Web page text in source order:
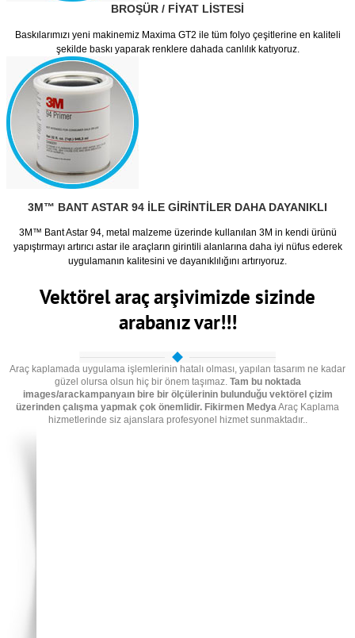
BROŞÜR / FİYAT LİSTESİ
Baskılarımızı yeni makinemiz Maxima GT2 ile tüm folyo çeşitlerine en kaliteli
şekilde baskı yaparak renklere dahada canlılık katıyoruz.
3M™ BANT ASTAR 94 İLE GİRİNTİLER DAHA DAYANIKLI
3M™ Bant Astar 94, metal malzeme üzerinde kullanılan 3M in kendi ürünü
yapıştırmayı artırıcı astar ile araçların girintili alanlarına daha iyi nüfus ederek
uygulamanın kalitesini ve dayanıklılığını artırıyoruz.
Vektörel araç arşivimizde sizinde
arabanız var!!!
Araç kaplamada uygulama işlemlerinin hatalı olması, yapılan tasarım ne kadar
güzel olursa olsun hiç bir önem taşımaz.Tam bu noktada
images/arackampanyaın bire bir ölçülerinin bulunduğu vektörel çizim
üzerinden çalışma yapmak çok önemlidir. Fikirmen MedyaAraç Kaplama
hizmetlerinde siz ajanslara profesyonel hizmet sunmaktadır..